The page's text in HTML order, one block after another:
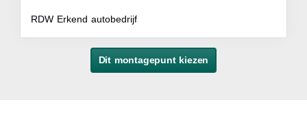
RDW Erkend autobedrijf
Dit montagepunt kiezen